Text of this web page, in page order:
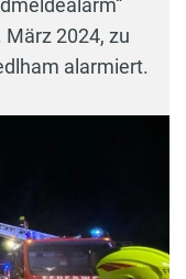
2024, zu
alarmiert.